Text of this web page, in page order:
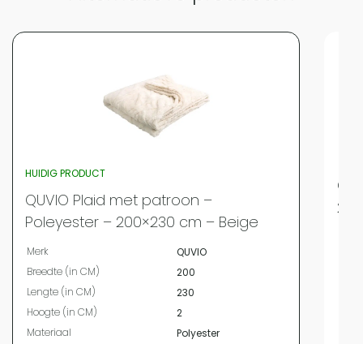
HUIDIG PRODUCT
QUVIO Plaid met patroon –
Poleyester – 200×230 cm – Beige
Merk
QUVIO
Breedte (in CM)
200
Lengte (in CM)
230
Hoogte (in CM)
2
Materiaal
Polyester